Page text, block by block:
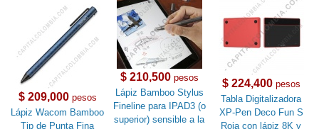
$ 209,000pesos
Lápiz Wacom Bamboo
Tip de Punta Fina
$ 210,500pesos
Lápiz Bamboo Stylus
Fineline para IPAD3 (o
superior) sensible a la
$ 224,400pesos
Tabla Digitalizadora
XP-Pen Deco Fun S
Roja con lápiz 8K y